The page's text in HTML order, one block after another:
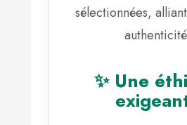
sélectionnées,
✨ Une